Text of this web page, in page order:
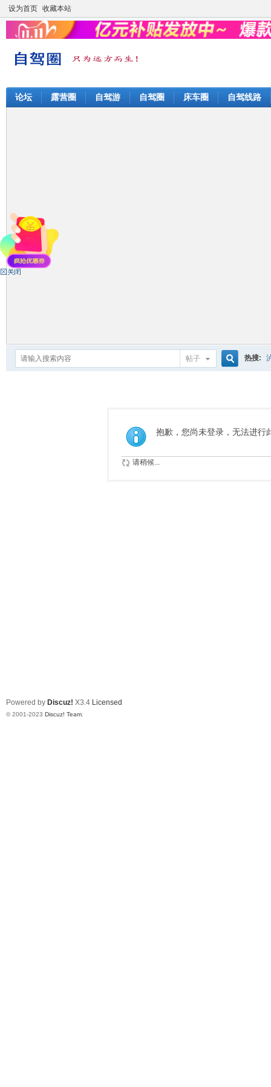
设为首页 收藏本站
论坛 露营圈 自驾游 自驾圈 床车圈 自驾线路
帖子
索
热搜:
抱歉，您尚未登录，无法进行
请稍候...
Powered by Discuz! X3.4 Licensed
© 2001-2023 Discuz! Team